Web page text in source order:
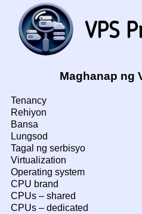
Maghanap ng
Tenancy
Rehiyon
Bansa
Lungsod
Tagal ng serbisyo
Virtualization
Operating system
CPU brand
CPUs – shared
CPUs – dedicated